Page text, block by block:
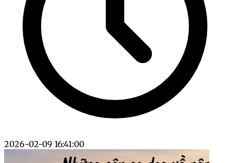
2026-02-09 16:41:00